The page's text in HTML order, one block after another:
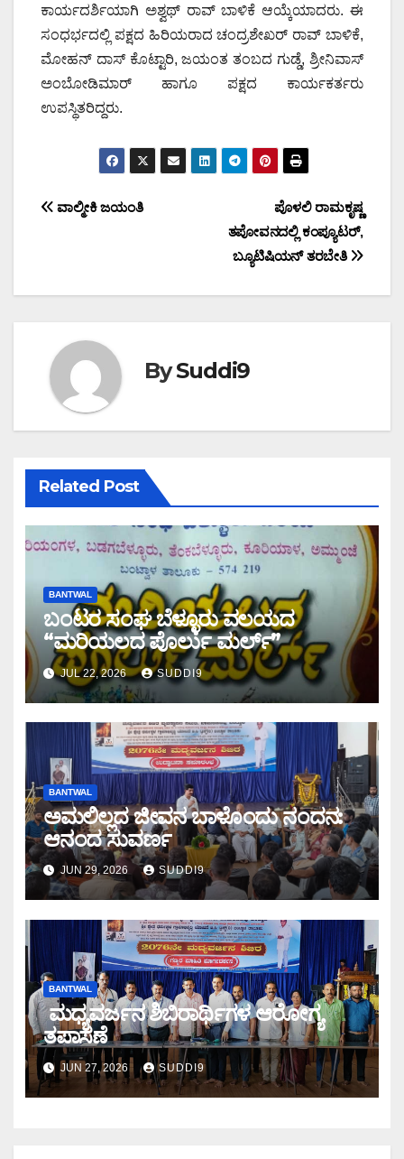
ಕಾರ್ಯದರ್ಶಿಯಾಗಿ ಅಶ್ವಥ್ ರಾವ್ ಬಾಳಿಕೆ ಆಯ್ಕೆಯಾದರು. ಈ
ಸಂಧರ್ಭದಲ್ಲಿ ಪಕ್ಷದ ಹಿರಿಯರಾದ ಚಂದ್ರಶೇಖರ್ ರಾವ್ ಬಾಳಿಕೆ,
ಮೋಹನ್ ದಾಸ್ ಕೊಟ್ಟಾರಿ, ಜಯಂತ ತಂಬದ ಗುಡ್ಡೆ, ಶ್ರೀನಿವಾಸ್
ಅಂಬೋಡಿಮಾರ್ ಹಾಗೂ ಪಕ್ಷದ ಕಾರ್ಯಕರ್ತರು
ಉಪಸ್ಥಿತರಿದ್ದರು.
Post
ಪೊಳಲಿ ರಾಮಕೃಷ್ಣ
ತಪೋವನದಲ್ಲಿ ಕಂಪ್ಯೂಟರ್,
ಬ್ಯೂಟಿಷಿಯನ್ ತರಬೇತಿ
ವಾಲ್ಮೀಕಿ ಜಯಂತಿ
BySuddi9
Related Post
BANTWAL
ಬಂಟರ ಸಂಘ ಬೆಳ್ಳೂರು ವಲಯದ
“ಮರಿಯಲದ ಪೊರ್ಲು ಮರ್ಲ್‌”
JUL 22, 2026 SUDDI9
BANTWAL
ಅಮಲಿಲ್ಲದ ಜೀವನ ಬಾಳೊಂದು ನಂದನ:
ಆನಂದ ಸುವರ್ಣ
JUN 29, 2026 SUDDI9
BANTWAL
ಮಧ್ಯವರ್ಜನ ಶಿಬಿರಾರ್ಥಿಗಳ ಆರೋಗ್ಯ
ತಪಾಸಣೆ
JUN 27, 2026 SUDDI9